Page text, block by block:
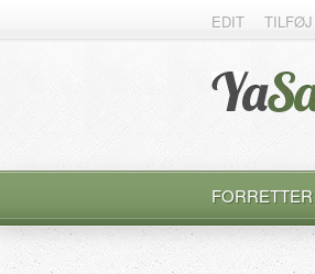
EDIT
FORRETTER